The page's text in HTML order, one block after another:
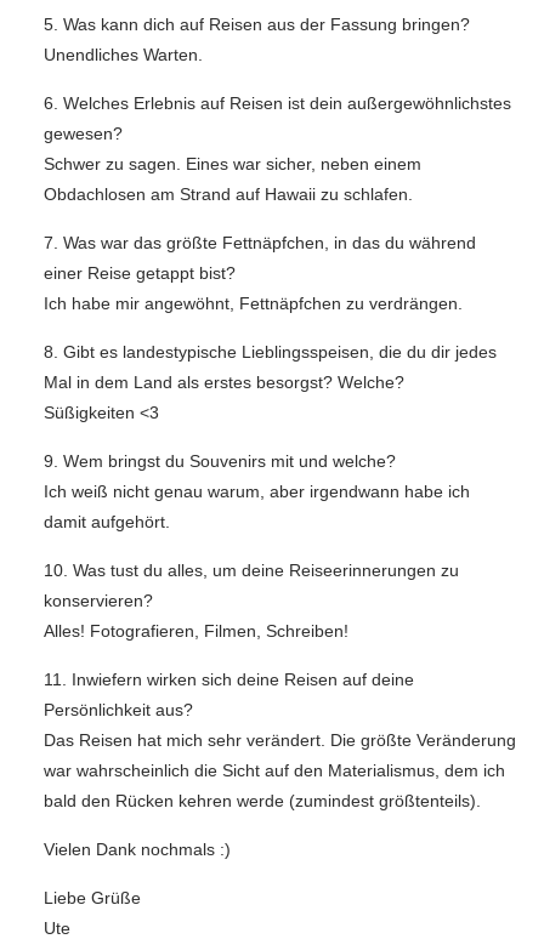
5. Was kann dich auf Reisen aus der Fassung bringen?
Unendliches Warten.
6. Welches Erlebnis auf Reisen ist dein außergewöhnlichstes
gewesen?
Schwer zu sagen. Eines war sicher, neben einem
Obdachlosen am Strand auf Hawaii zu schlafen.
7. Was war das größte Fettnäpfchen, in das du während
einer Reise getappt bist?
Ich habe mir angewöhnt, Fettnäpfchen zu verdrängen.
8. Gibt es landestypische Lieblingsspeisen, die du dir jedes
Mal in dem Land als erstes besorgst? Welche?
Süßigkeiten <3
9. Wem bringst du Souvenirs mit und welche?
Ich weiß nicht genau warum, aber irgendwann habe ich
damit aufgehört.
10. Was tust du alles, um deine Reiseerinnerungen zu
konservieren?
Alles! Fotografieren, Filmen, Schreiben!
11. Inwiefern wirken sich deine Reisen auf deine
Persönlichkeit aus?
Das Reisen hat mich sehr verändert. Die größte Veränderung
war wahrscheinlich die Sicht auf den Materialismus, dem ich
bald den Rücken kehren werde (zumindest größtenteils).
Vielen Dank nochmals :)
Liebe Grüße
Ute